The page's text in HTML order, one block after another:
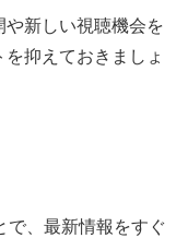
や新しい視聴機会を
抑えておきましょ
で、最新情報をすぐ